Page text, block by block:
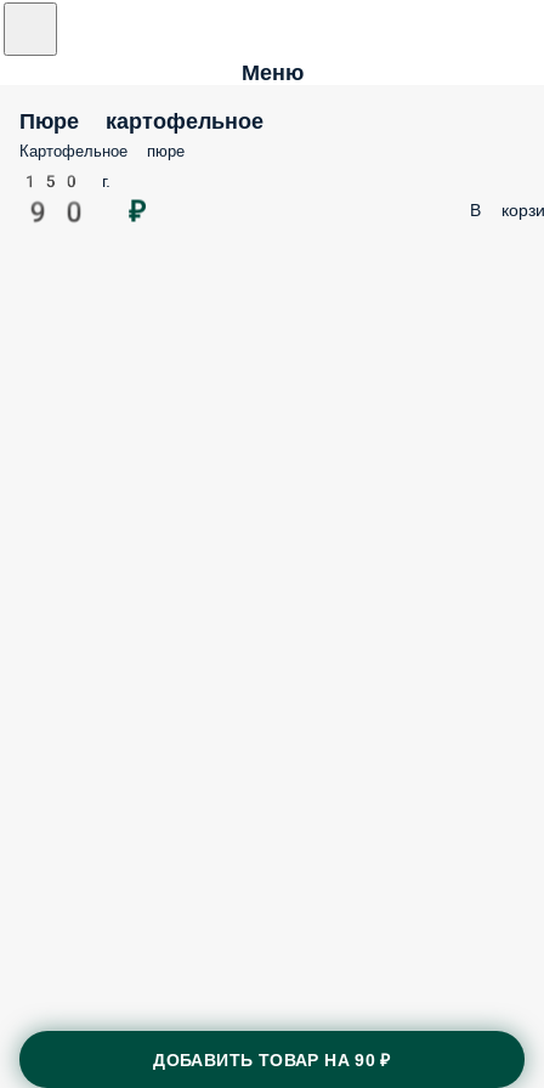
Меню
Пюре картофельное
Картофельное пюре
150 г.
90 ₽ В
ДОБАВИТЬ ТОВАР НА90 ₽